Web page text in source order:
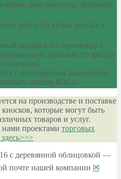
выключатель, автоматы,
рейки по углам киоска и
козырек по периметру с
рейками по фасаду
сторонам.
с полимерным покрытием
цветов RAL).
на производстве и поставке
которые могут быть
товаров и услуг.
проектами торговых
с деревянной облицовкой —
почте нашей компании